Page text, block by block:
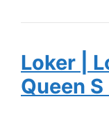
Loker |
Queen